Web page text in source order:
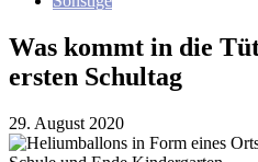
Was kommt in die
ersten Schultag
29. August 2020